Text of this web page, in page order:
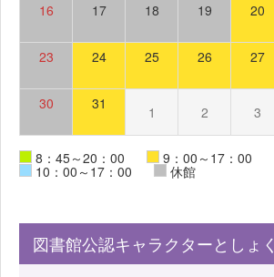
16 17 18 19 20
23 24 25 26 27
30 31 1 2 3
8：45～20：00 9：00～17：00
10：00～17：00
休館
図書館公認キャラクターとしょ